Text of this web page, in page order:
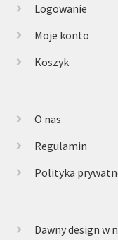
Logowanie
Moje konto
Koszyk
O nas
Regulamin
Polityka
Dawny design w